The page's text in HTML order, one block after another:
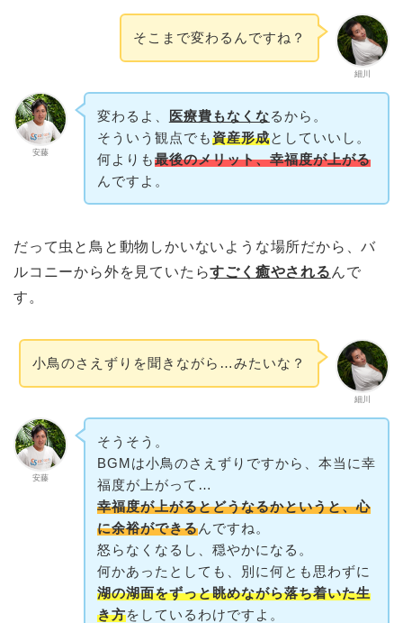
細川
そこまで変わるんですね？
安藤
変わるよ、 医療費もなくなるから。
そういう観点でも資産形成としていいし。
何よりも最後のメリット、幸福度が上がる
んですよ。
だって虫と鳥と動物しかいないような場所だから、バ
ルコニーから外を見ていたらすごく癒やされる んで
す。
細川
小鳥のさえずりを聞きながら…みたいな？
安藤
そうそう。
BGMは小鳥のさえずりですから、本当に幸
福度が上がって…
幸福度が上がるとどうなるかというと、心
に余裕ができるんですね。
怒らなくなるし、穏やかになる。
何かあったとしても、別に何とも思わずに
湖の湖面をずっと眺めながら落ち着いた生
き方をしているわけですよ。